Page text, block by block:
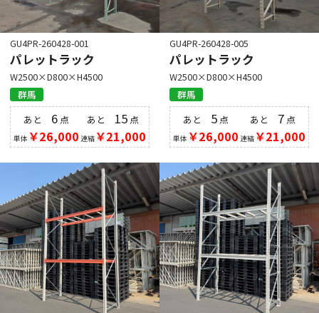
GU4PR-260428-001
パレットラック
W2500×D800×H4500
群馬
あと 6 点
単体 ￥26,000
あと 15 点
連結￥21,000
GU4PR-260428-005
パレットラック
W2500×D800×H4500
群馬
あと 5 点
単体 ￥26,000
あと 7点
連結￥21,000